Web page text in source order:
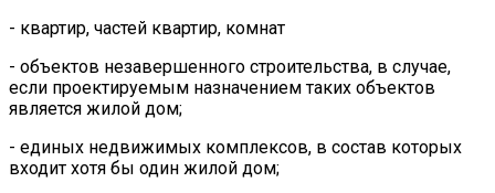
- квартир, частей квартир, комнат
- объектов незавершенного строительства, в случае,
если проектируемым назначением таких объектов
является жилой дом;
- единых недвижимых комплексов, в состав которых
входит хотя бы один жилой дом;